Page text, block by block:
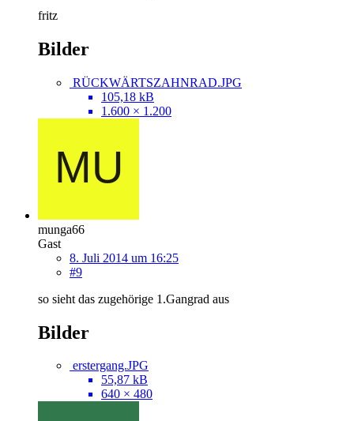
fritz
Bilder
RÜCKWÄRTSZAHNRAD.JPG
105,18 kB
1.600 × 1.200
munga66
Gast
8. Juli 2014 um 16:25
#9
so sieht das zugehörige 1.Gangrad aus
Bilder
erstergang.JPG
55,87 kB
640 × 480